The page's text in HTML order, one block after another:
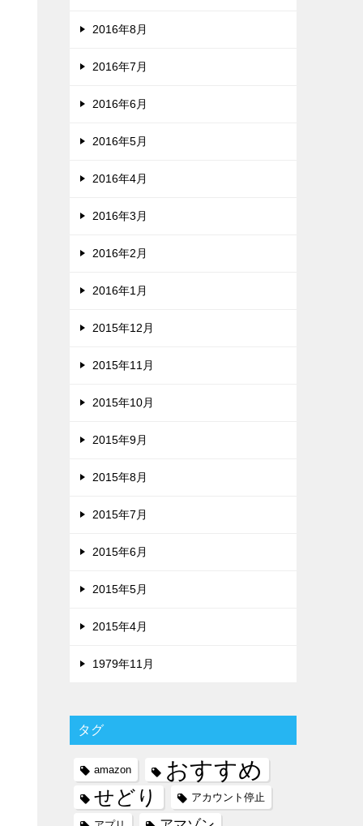
2016年8月
2016年7月
2016年6月
2016年5月
2016年4月
2016年3月
2016年2月
2016年1月
2015年12月
2015年11月
2015年10月
2015年9月
2015年8月
2015年7月
2015年6月
2015年5月
2015年4月
1979年11月
タグ
amazon おすすめ
せどり アカウント停止